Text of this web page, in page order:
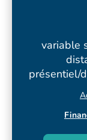
variable
présentiel/